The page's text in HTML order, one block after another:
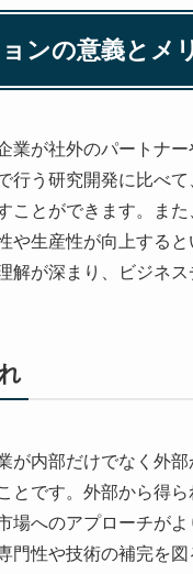
ンの意義とメ
業が社外のパートナ
行う研究開発に比べ
ことができます。ま
や生産性が向上する
解が深まり、ビジネ
が内部だけでなく外
とです。外部から得
場へのアプローチが
門性や技術の補完を